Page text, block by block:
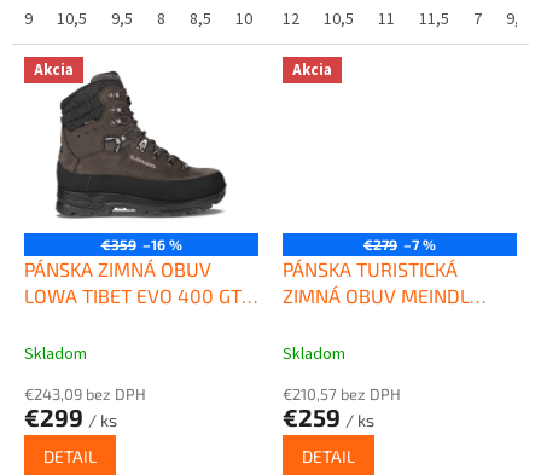
9
10,5 9,5 8 8,5 10 13
stabilnou podošvou Vibram,
systémom...
12 10,5 11 11,5 7 9,5
Akcia
€359 –16 %
PÁNSKA ZIMNÁ OBUV
LOWA TIBET EVO 400 GTX
Skladom
€243,09 bez DPH
€299 / ks
DETAIL
Akcia
€279 –7 %
PÁNSKA TURISTICKÁ
ZIMNÁ OBUV MEINDL
Skladom
€210,57 bez DPH
€259 / ks
DETAIL